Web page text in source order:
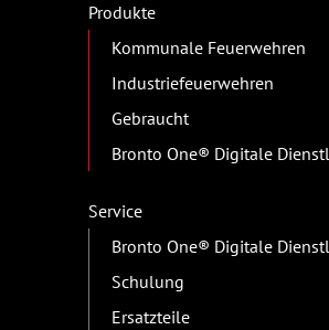
Produkte
Kommunale Feuerwehren
Industriefeuerwehren
Gebraucht
Bronto One® Digitale
Service
Bronto One® Digitale
Schulung
Ersatzteile